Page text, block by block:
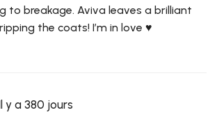
to breakage. Aviva leaves a brilliant
the coats! I’m in love ♥️
y a 380 jours